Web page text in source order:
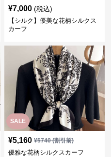
¥7,000 (税込)
【シルク】優美な花柄シルクス
カーフ
SALE
¥5,160 ¥5740(割引前)
優雅な花柄シルクスカーフ